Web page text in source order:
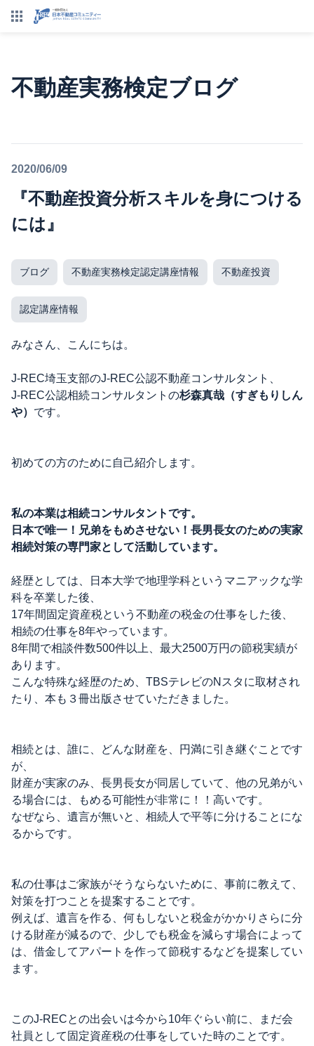
不動産実務検定ブログ
2020/06/09
『不動産投資分析スキルを身につける
には』
ブログ 不動産実務検定認定講座情報 不動産投資
認定講座情報
みなさん、こんにちは。
J-REC埼玉支部のJ-REC公認不動産コンサルタント、
J-REC公認相続コンサルタントの杉森真哉（すぎもりしん
や） です。
初めての方のために自己紹介します。
私の本業は相続コンサルタントです。
日本で唯一！兄弟をもめさせない！長男長女のための実家
相続対策の専門家として活動しています。
経歴としては、日本大学で地理学科というマニアックな学
科を卒業した後、
17年間固定資産税という不動産の税金の仕事をした後、
相続の仕事を8年やっています。
8年間で相談件数500件以上、最大2500万円の節税実績が
あります。
こんな特殊な経歴のため、TBSテレビのNスタに取材され
たり、本も３冊出版させていただきました。
相続とは、誰に、どんな財産を、円満に引き継ぐことです
が、
財産が実家のみ、長男長女が同居していて、他の兄弟がい
る場合には、もめる可能性が非常に！！高いです。
なぜなら、遺言が無いと、相続人で平等に分けることにな
るからです。
私の仕事はご家族がそうならないために、事前に教えて、
対策を打つことを提案することです。
例えば、遺言を作る、何もしないと税金がかかりさらに分
ける財産が減るので、少しでも税金を減らす場合によって
は、借金してアパートを作って節税するなどを提案してい
ます。
このJ-RECとの出会いは今から10年ぐらい前に、まだ会
社員として固定資産税の仕事をしていた時のことです。